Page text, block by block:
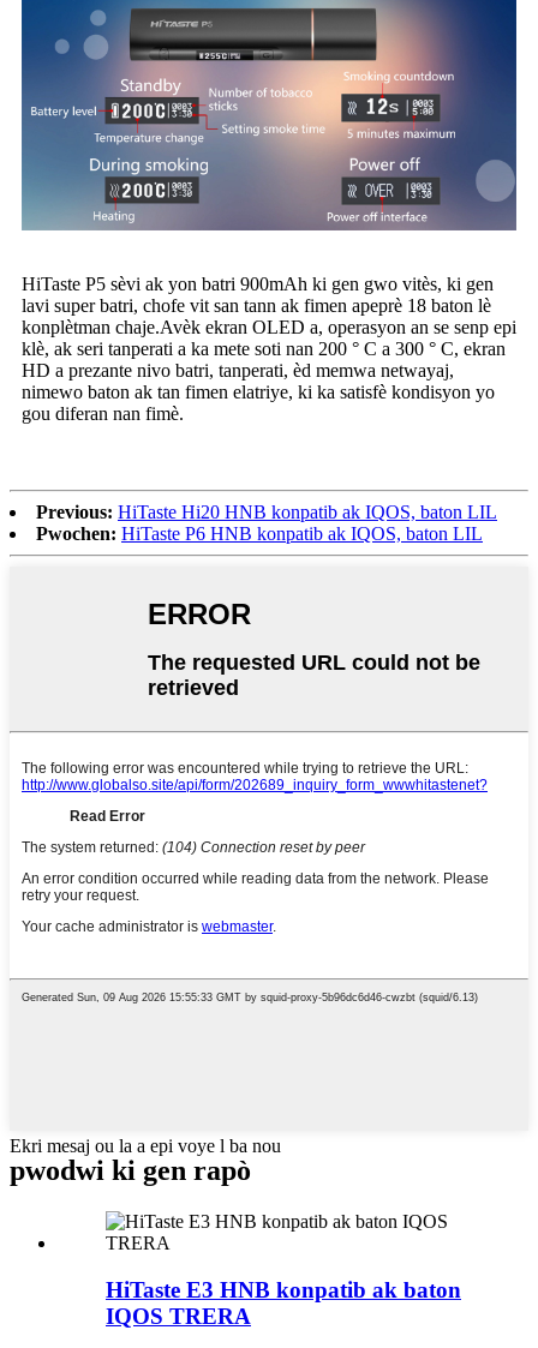
HiTaste P5 sèvi ak yon batri 900mAh ki gen gwo vitès, ki gen
lavi super batri, chofe vit san tann ak fimen apeprè 18 baton lè
konplètman chaje.Avèk ekran OLED a, operasyon an se senp epi
klè, ak seri tanperati a ka mete soti nan 200 ° C a 300 ° C, ekran
HD a prezante nivo batri, tanperati, èd memwa netwayaj,
nimewo baton ak tan fimen elatriye, ki ka satisfè kondisyon yo
gou diferan nan fimè.
Previous: HiTaste Hi20 HNB konpatib ak IQOS, baton LIL
Pwochen: HiTaste P6 HNB konpatib ak IQOS, baton LIL
Ekri mesaj ou la a epi voye l ba nou
pwodwi ki gen rapò
HiTaste E3 HNB konpatib ak baton
IQOS TRERA